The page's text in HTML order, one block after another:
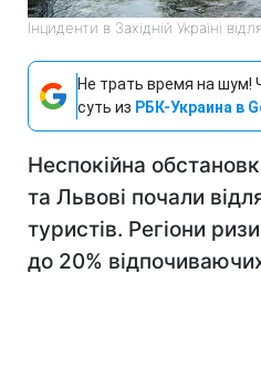
Інциденти в Західній Україні
Не трать время на шум!
суть из РБК-Украина в
Неспокійна
та Львові почали
туристів. Регіони
до 20%